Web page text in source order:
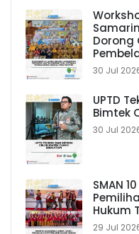
Dorong
30 Jul
UPTD
Bimtek
30 Jul
SMAN
Hukum
29 Jul